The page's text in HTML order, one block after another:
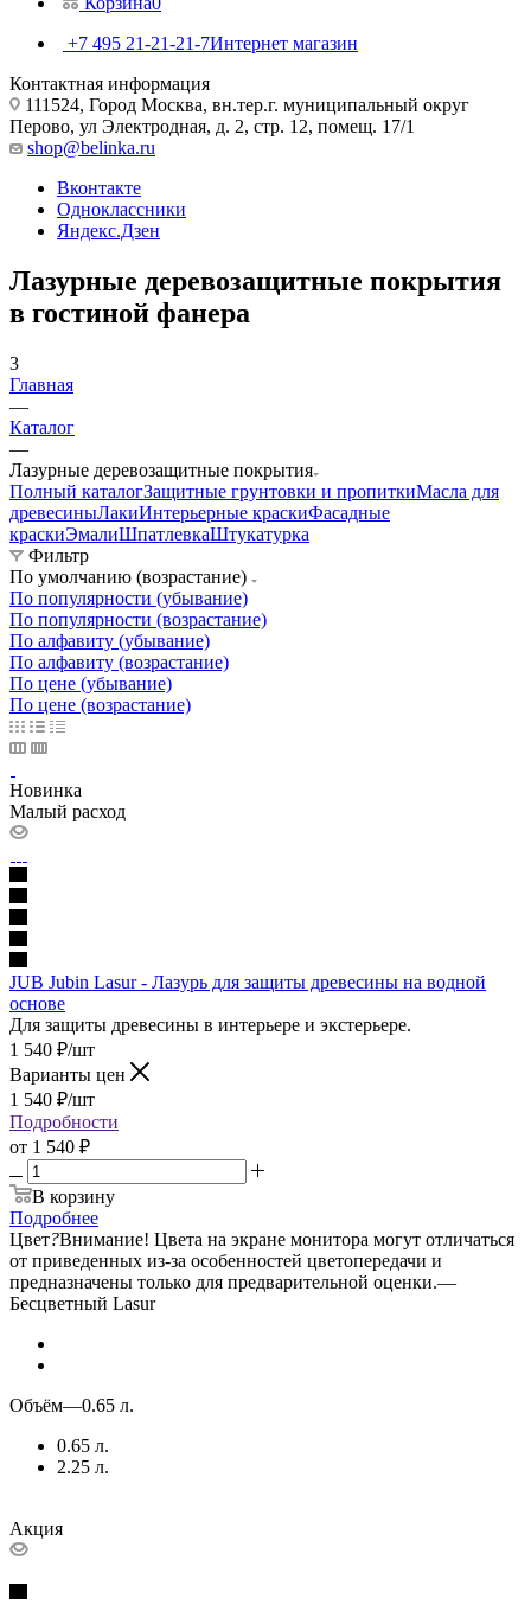
+7 495 21-21-21-7Интернет магазин
Контактная информация
111524, Город Москва, вн.тер.г. муниципальный округ
Перово, ул Электродная, д. 2, стр. 12, помещ. 17/1
shop@belinka.ru
Вконтакте
Одноклассники
Яндекс.Дзен
Лазурные деревозащитные покрытия
в гостиной фанера
3
Главная
—
Каталог
—
Лазурные деревозащитные покрытия
Полный каталогЗащитные грунтовки и пропиткиМасла для
древесиныЛакиИнтерьерные краскиФасадные
краскиЭмалиШпатлевкаШтукатурка
Фильтр
По умолчанию (возрастание)
По популярности (убывание)
По популярности (возрастание)
По алфавиту (убывание)
По алфавиту (возрастание)
По цене (убывание)
По цене (возрастание)
Новинка
Малый расход
JUB Jubin Lasur - Лазурь для защиты древесины на водной
основе
Для защиты древесины в интерьере и экстерьере.
1 540 ₽/шт
Варианты цен
1 540 ₽/шт
Подробности
от 1 540 ₽
В корзину
Подробнее
Цвет?Внимание! Цвета на экране монитора могут отличаться
от приведенных из-за особенностей цветопередачи и
предназначены только для предварительной оценки.—
Бесцветный Lasur
Объём—0.65 л.
0.65 л.
2.25 л.
Акция